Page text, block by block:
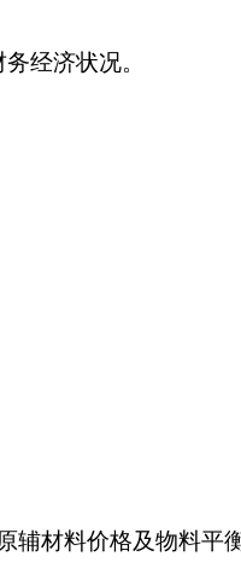
经济状况。
辅材料价格及物料平